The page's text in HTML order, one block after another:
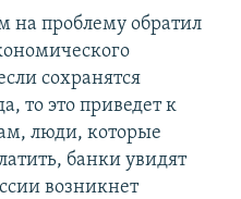
на проблему обратил
сохранятся
то это приведет к
люди, которые
банки увидят
возникнет